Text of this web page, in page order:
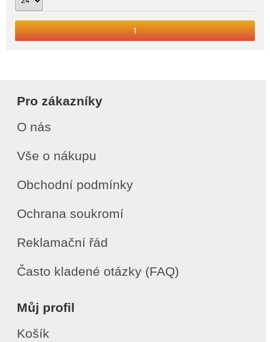
1
Pro zákazníky
O nás
Vše o nákupu
Obchodní podmínky
Ochrana soukromí
Reklamační řád
Často kladené otázky (FAQ)
Můj profil
Košík